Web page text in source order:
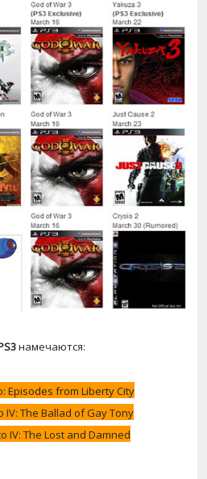
намечаются:
Episodes from Liberty City
IV: The Ballad of Gay Tony
IV: The Lost and Damned